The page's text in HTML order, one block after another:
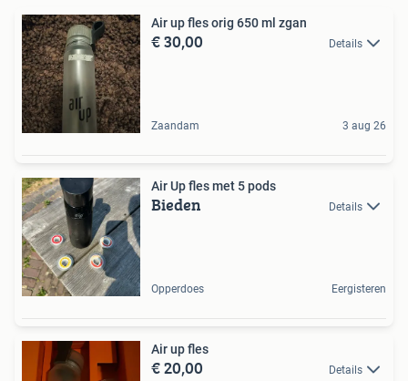
Air up fles orig 650 ml zgan
€ 30,00 Details
Zaandam 3 aug 26
Air Up fles met 5 pods
Bieden Details
Opperdoes Eergisteren
Air up fles
€ 20,00 Details